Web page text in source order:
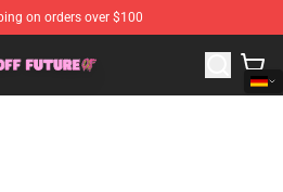
on orders over $100
Odd Future Merchandise Shop